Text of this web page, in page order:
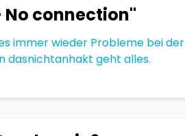
No connection"
immer wieder Probleme bei der
dasnichtanhakt geht alles.